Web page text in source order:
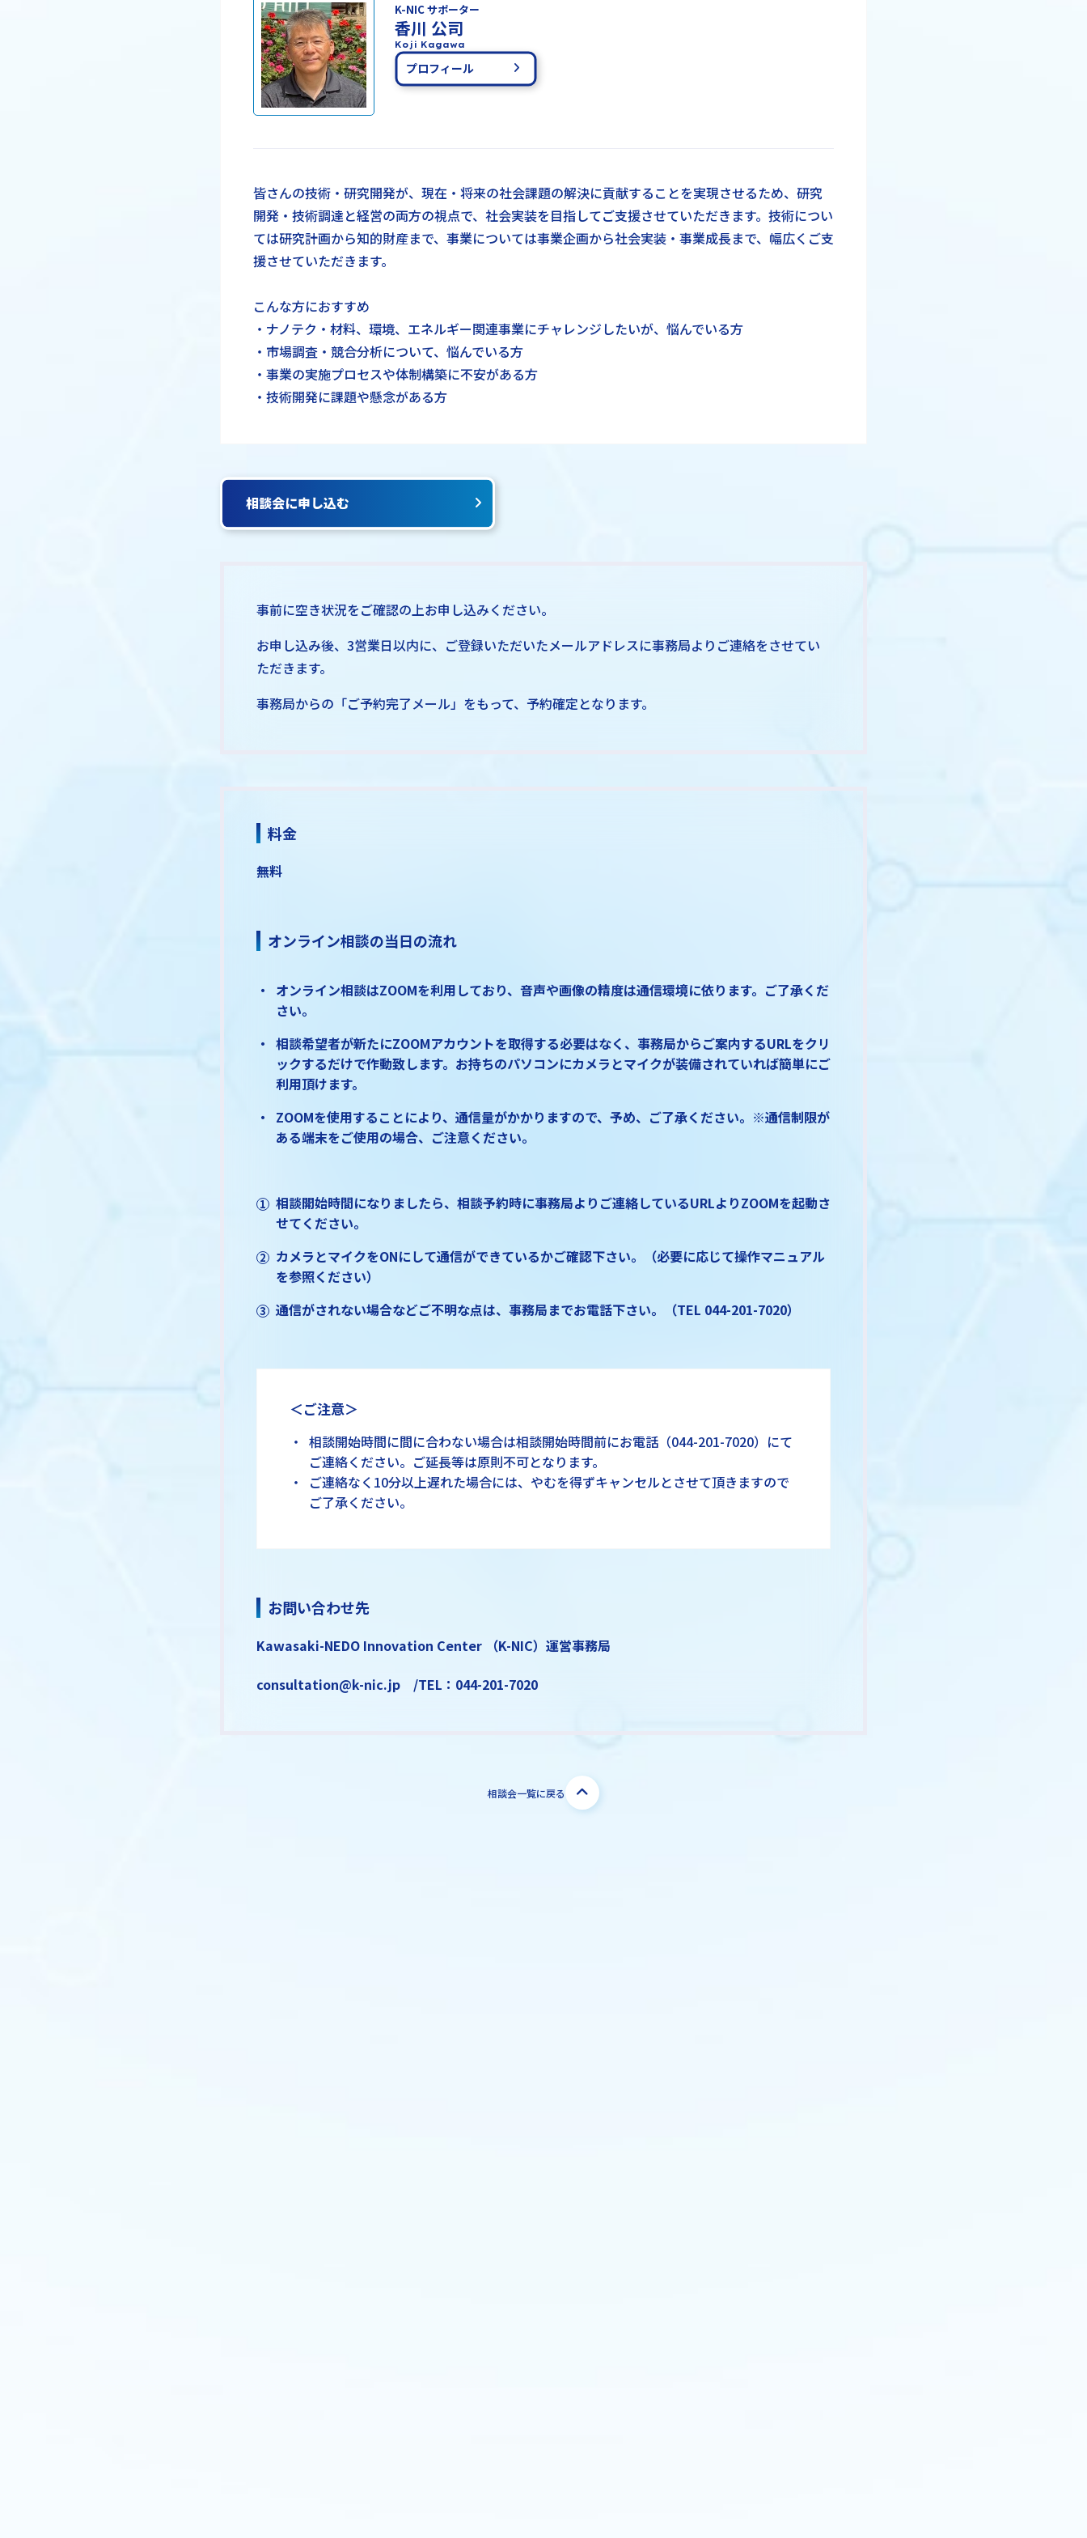
K-NIC サポーター
香川 公司
Koji Kagawa
プロフィール
皆さんの技術・研究開発が、現在・将来の社会課題の解決に貢献することを実現させるため、研究
開発・技術調達と経営の両方の視点で、社会実装を目指してご支援させていただきます。技術につい
ては研究計画から知的財産まで、事業については事業企画から社会実装・事業成長まで、幅広くご支
援させていただきます。
こんな方におすすめ
・ナノテク・材料、環境、エネルギー関連事業にチャレンジしたいが、悩んでいる方
・市場調査・競合分析について、悩んでいる方
・事業の実施プロセスや体制構築に不安がある方
・技術開発に課題や懸念がある方
相談会に申し込む
事前に空き状況をご確認の上お申し込みください。
お申し込み後、3営業日以内に、ご登録いただいたメールアドレスに事務局よりご連絡をさせてい
ただきます。
事務局からの「ご予約完了メール」をもって、予約確定となります。
料金
無料
オンライン相談の当日の流れ
オンライン相談はZOOMを利用しており、音声や画像の精度は通信環境に依ります。ご了承くだ
さい。
相談希望者が新たにZOOMアカウントを取得する必要はなく、事務局からご案内するURLをクリ
ックするだけで作動致します。お持ちのパソコンにカメラとマイクが装備されていれば簡単にご
利用頂けます。
ZOOMを使用することにより、通信量がかかりますので、予め、ご了承ください。※通信制限が
ある端末をご使用の場合、ご注意ください。
相談開始時間になりましたら、相談予約時に事務局よりご連絡しているURLよりZOOMを起動さ
せてください。
カメラとマイクをONにして通信ができているかご確認下さい。（必要に応じて操作マニュアル
を参照ください）
通信がされない場合などご不明な点は、事務局までお電話下さい。（TEL 044-201-7020）
＜ご注意＞
相談開始時間に間に合わない場合は相談開始時間前にお電話（044-201-7020）にて
ご連絡ください。ご延長等は原則不可となります。
ご連絡なく10分以上遅れた場合には、やむを得ずキャンセルとさせて頂きますので
ご了承ください。
お問い合わせ先
Kawasaki-NEDO Innovation Center （K-NIC）運営事務局
consultation@k-nic.jp /TEL：044-201-7020
相談会一覧に戻る